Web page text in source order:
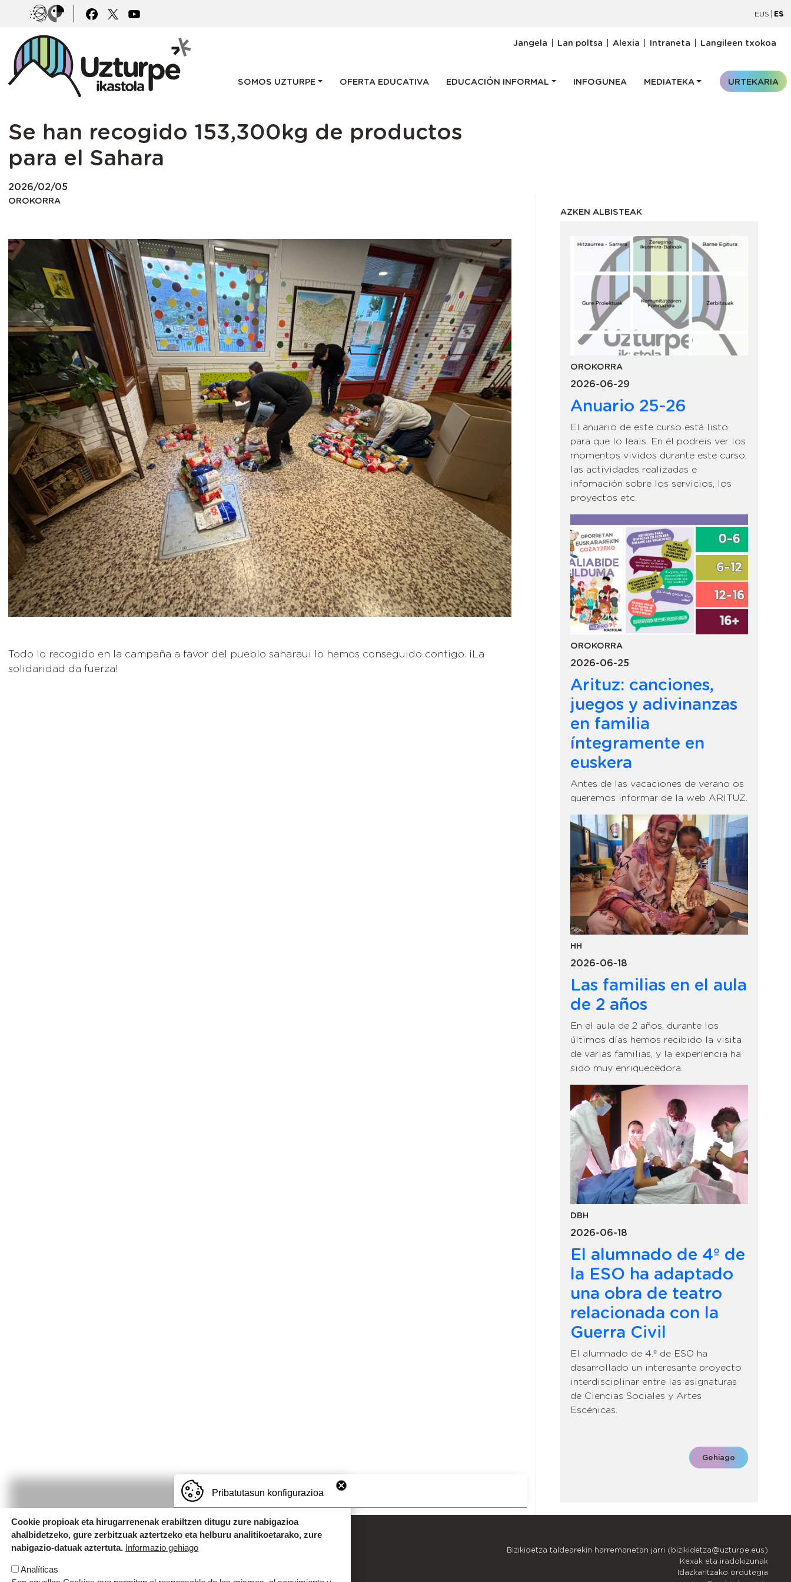
Pasar al contenido principal
IrudiaIrudia EUS ES
goiburukomenua
Jangela Lan poltsa Alexia Intraneta Langileen txokoa
Main navigation
SOMOS UZTURPE OFERTA EDUCATIVA EDUCACIÓN INFORMAL INFOGUNEA MEDIATEKA URTEKARIA
Se han recogido 153,300kg de productos
para el Sahara
2026/02/05
OROKORRA
Irudia
Todo lo recogido en la campaña a favor del pueblo saharaui lo hemos conseguido contigo. ¡La
solidaridad da fuerza!
AZKEN ALBISTEAK
OROKORRA
2026-06-29
Anuario 25-26
El anuario de este curso está listo
para que lo leais. En él podreis ver los
momentos vividos durante este curso,
las actividades realizadas e
infomación sobre los servicios, los
proyectos etc.
OROKORRA
2026-06-25
Arituz: canciones,
juegos y adivinanzas
en familia
íntegramente en
euskera
Antes de las vacaciones de verano os
queremos informar de la web ARITUZ.
HH
2026-06-18
Las familias en el aula
de 2 años
En el aula de 2 años, durante los
últimos días hemos recibido la visita
de varias familias, y la experiencia ha
sido muy enriquecedora.
DBH
2026-06-18
El alumnado de 4º de
la ESO ha adaptado
una obra de teatro
relacionada con la
Guerra Civil
El alumnado de 4.º de ESO ha
desarrollado un interesante proyecto
interdisciplinar entre las asignaturas
de Ciencias Sociales y Artes
Escénicas.
Gehiago
Uzturpe Ikastola
Egialde, 2. 20400 Ibarra. T.
OINEKO INFORMAZIOABizikidetza taldearekin harremanetan jarri (bizikidetza@uzturpe.eus)
Kexak eta iradokizunak
Idazkaritzako ordutegia
Pribatutasun konfigurazioa
Cookie propioak eta hirugarrenenak erabiltzen ditugu zure nabigazioa
ahalbidetzeko, gure zerbitzuak aztertzeko eta helburu analitikoetarako, zure
nabigazio-datuak aztertuta. Informazio gehiago
Analíticas